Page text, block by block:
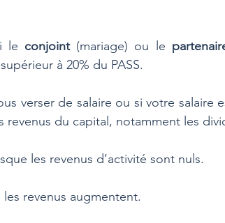
le conjoint (mariage) ou le
à 20% du PASS.
verser de salaire ou si votre salaire
revenus du capital, notamment les
les revenus d’activité sont nuls.
revenus augmentent.